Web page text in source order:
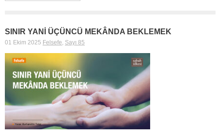
SINIR YANİ ÜÇÜNCÜ MEKÂNDA BEKLEMEK
01 Ekim 2025 Felsefe, Sayı 85